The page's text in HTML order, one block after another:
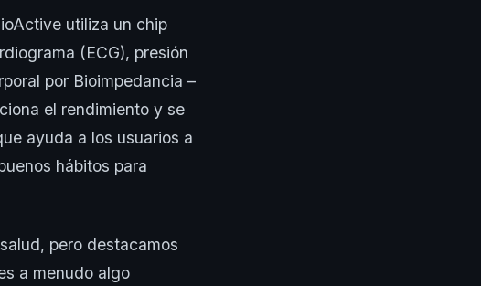
utiliza un chip
(ECG), presión
por Bioimpedancia –
el rendimiento y se
ayuda a los usuarios a
hábitos para
pero destacamos
a menudo algo